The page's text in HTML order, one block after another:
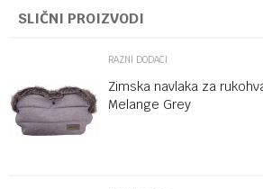
SLIČNI PROIZVODI
RAZNI DODACI
Zimska navlaka za
Melange Grey